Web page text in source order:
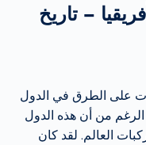
– تاريخ
الوفيات على الطرق في الدول
من أن هذه الدول
حوالي 60٪ من مركبات العالم. لقد كان